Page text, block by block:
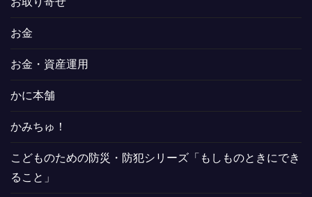
お金
お金・資産運用
かに本舗
かみちゅ！
こどものための防災・防犯シリーズ「もしものときにでき
ること」